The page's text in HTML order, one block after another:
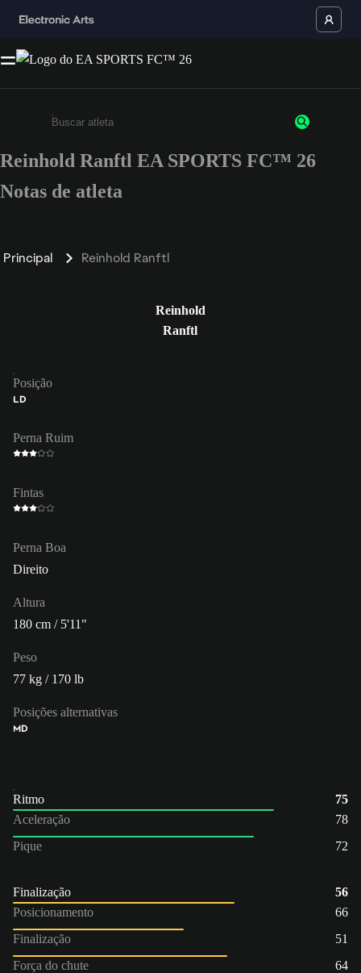
Insira pelo menos 3 caracteres ou números
Reinhold Ranftl EA SPORTS FC™ 26
Notas de atleta
Principal Reinhold Ranftl
Reinhold
Ranftl
Posição
LD
Perna Ruim
Fintas
Perna Boa
Direito
Altura
180 cm / 5'11"
Peso
77 kg / 170 lb
Posições alternativas
MD
Ritmo
75
Aceleração
78
Pique
72
Finalização
56
Posicionamento
66
Finalização
51
Força do chute
64